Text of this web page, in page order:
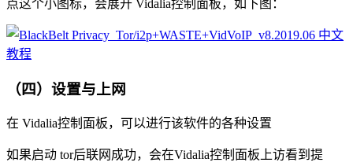
点这个小图标，会展开 Vidalia控制面板，如下图：
（四）设置与上网
在 Vidalia控制面板，可以进行该软件的各种设置
如果启动 tor后联网成功，会在Vidalia控制面板上访看到提